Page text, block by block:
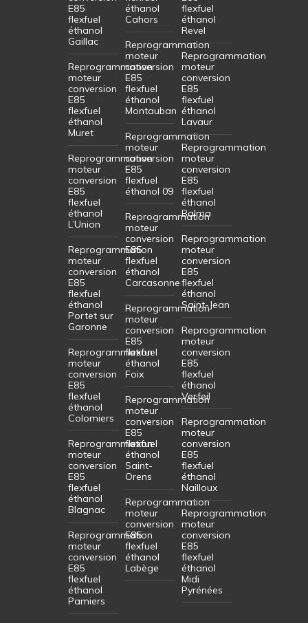
E85
flexfuel
éthanol
Gaillac
Reprogrammation
moteur
conversion
E85
flexfuel
éthanol
Muret
Reprogrammation
moteur
conversion
E85
flexfuel
éthanol
L’Union
Reprogrammation
moteur
conversion
E85
flexfuel
éthanol
Portet sur
Garonne
Reprogrammation
moteur
conversion
E85
flexfuel
éthanol
Colomiers
Reprogrammation
moteur
conversion
E85
flexfuel
éthanol
Blagnac
Reprogrammation
moteur
conversion
E85
flexfuel
éthanol
Pamiers
éthanol
Cahors
Reprogrammation
moteur
conversion
E85
flexfuel
éthanol
Montauban
Reprogrammation
moteur
conversion
E85
flexfuel
éthanol 09
Reprogrammation
moteur
conversion
E85
flexfuel
éthanol
Carcasonne
Reprogrammation
moteur
conversion
E85
flexfuel
éthanol
Foix
Reprogrammation
moteur
conversion
E85
flexfuel
éthanol
Saint-
Orens
Reprogrammation
moteur
conversion
E85
flexfuel
éthanol
Labège
flexfuel
éthanol
Revel
Reprogrammation
moteur
conversion
E85
flexfuel
éthanol
Lavaur
Reprogrammation
moteur
conversion
E85
flexfuel
éthanol
Balma
Reprogrammation
moteur
conversion
E85
flexfuel
éthanol
Saint-Jean
Reprogrammation
moteur
conversion
E85
flexfuel
éthanol
Verfeil
Reprogrammation
moteur
conversion
E85
flexfuel
éthanol
Nailloux
Reprogrammation
moteur
conversion
E85
flexfuel
éthanol
Midi
Pyrénées